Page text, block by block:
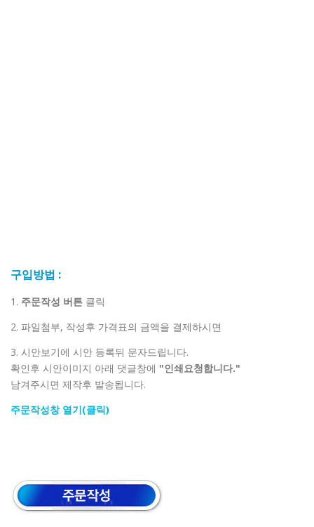
구입방법 :
1. 주문작성 버튼 클릭
2. 파일첨부, 작성후 가격표의 금액을 결제하시면
3. 시안보기에 시안 등록뒤 문자드립니다.
확인후 시안이미지 아래 댓글창에 "인쇄요청합니다."
남겨주시면 제작후 발송됩니다.
주문작성창 열기(클릭)